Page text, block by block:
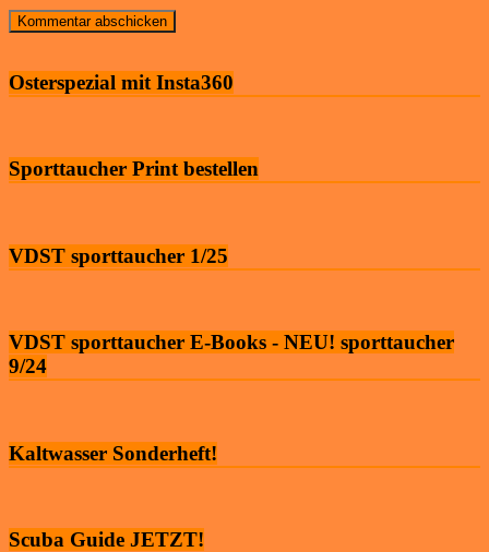
Osterspezial mit Insta360
Sporttaucher Print bestellen
VDST sporttaucher 1/25
VDST sporttaucher E-Books - NEU! sporttaucher
9/24
Kaltwasser Sonderheft!
Scuba Guide JETZT!